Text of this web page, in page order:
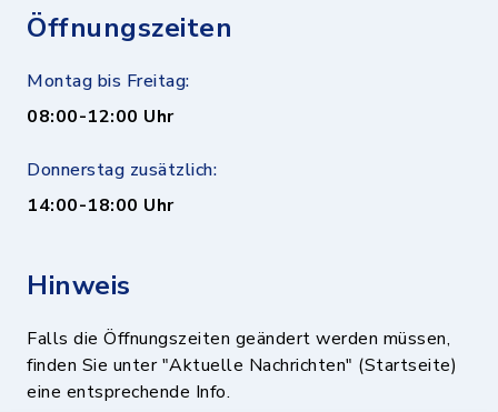
Öffnungszeiten
Montag bis Freitag:
08:00-12:00 Uhr
Donnerstag zusätzlich:
14:00-18:00 Uhr
Hinweis
Falls die Öffnungszeiten geändert werden müssen,
finden Sie unter "Aktuelle Nachrichten" (Startseite)
eine entsprechende Info.